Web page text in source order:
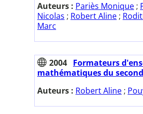
Auteurs : Pariès Monique ;
Nicolas ; Robert Aline ;
Marc
2004 Formateurs
mathématiques du
Auteurs : Robert Aline ;